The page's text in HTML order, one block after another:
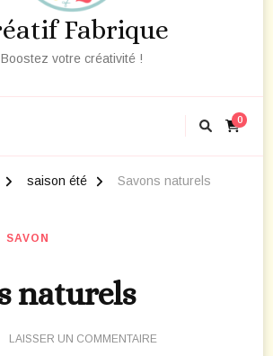
Fabrique
Boostez votre créativité !
0
saison été Savons naturels
SAVON
naturels
LAISSER UN COMMENTAIRE